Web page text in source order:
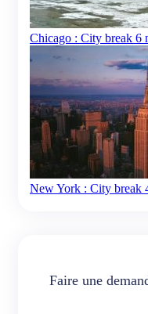
Chicago : City break 6
New York : City break
Faire une